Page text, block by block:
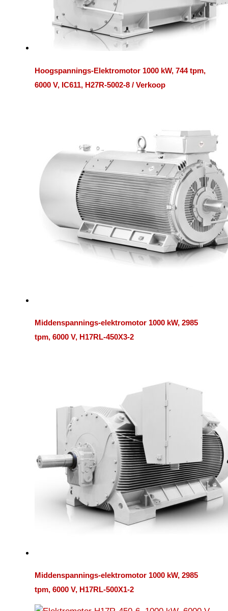
Hoogspannings-Elektromotor 1000 kW, 744 tpm,
6000 V, IC611, H27R-5002-8 / Verkoop
Middenspannings-elektromotor 1000 kW, 2985
tpm, 6000 V, H17RL-450X3-2
Middenspannings-elektromotor 1000 kW, 2985
tpm, 6000 V, H17RL-500X1-2